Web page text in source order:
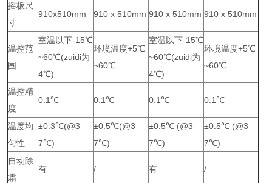
摇板尺
寸
910x510mm 910 x 510mm 910 x 510mm 910 x 510mm
温控范
围
室温以下-15℃
~60℃(zuidi为
4℃)
环境温度+5℃
~60℃
室温以下-15℃
~60℃(zuidi为
4℃)
环境温度+5℃
~60℃
温控精
度
0.1℃ 0.1℃ 0.1℃ 0.1℃
温度均
匀性
±0.3℃(@3
7℃)
±0.5℃(@3
7℃)
±0.5℃ (@3
7℃)
±0.5℃ (@3
7℃)
自动除
霜
有 / 有 /